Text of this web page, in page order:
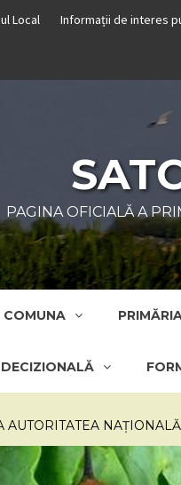
Local Informații de interes
PAGINA OFICIALĂ A
COMUNA